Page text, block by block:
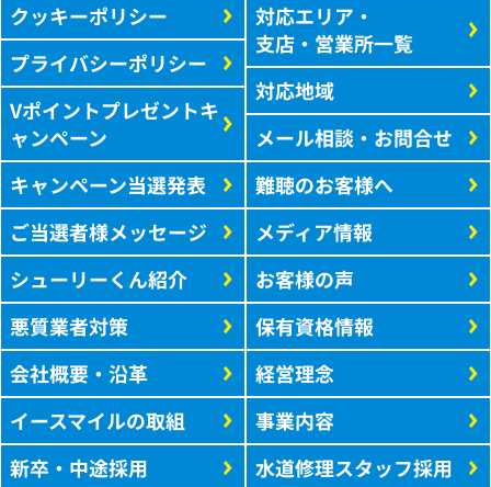
クッキーポリシー
プライバシーポリシー
Vポイントプレゼントキ
ャンペーン
キャンペーン当選発表
ご当選者様メッセージ
シューリーくん紹介
悪質業者対策
会社概要・沿革
イースマイルの取組
新卒・中途採用
対応エリア・
支店・営業所一覧
対応地域
メール相談・お問合せ
難聴のお客様へ
メディア情報
お客様の声
保有資格情報
経営理念
事業内容
水道修理スタッフ採用